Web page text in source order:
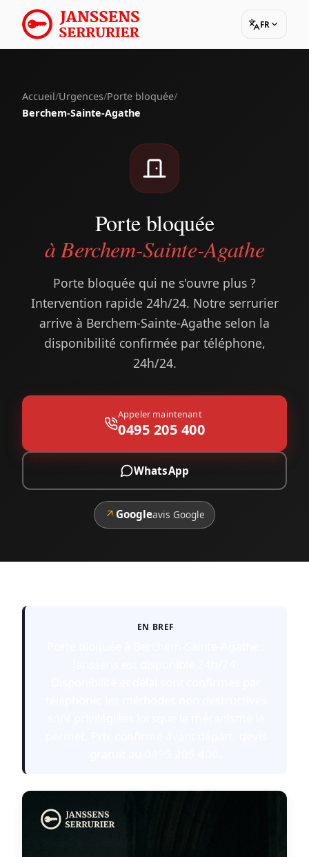
FR
Accueil/Urgences/Porte bloquée/
Berchem-Sainte-Agathe
Porte bloquée
à Berchem-Sainte-Agathe
Porte bloquée qui ne s'ouvre plus ?
Intervention rapide 24h/24. Notre serrurier
arrive à Berchem-Sainte-Agathe selon la
disponibilité confirmée par téléphone,
24h/24.
Appeler maintenant
0495 205 400
WhatsApp
↗ Googleavis Google
EN BREF